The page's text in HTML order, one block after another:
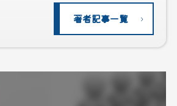
著者記事一覧